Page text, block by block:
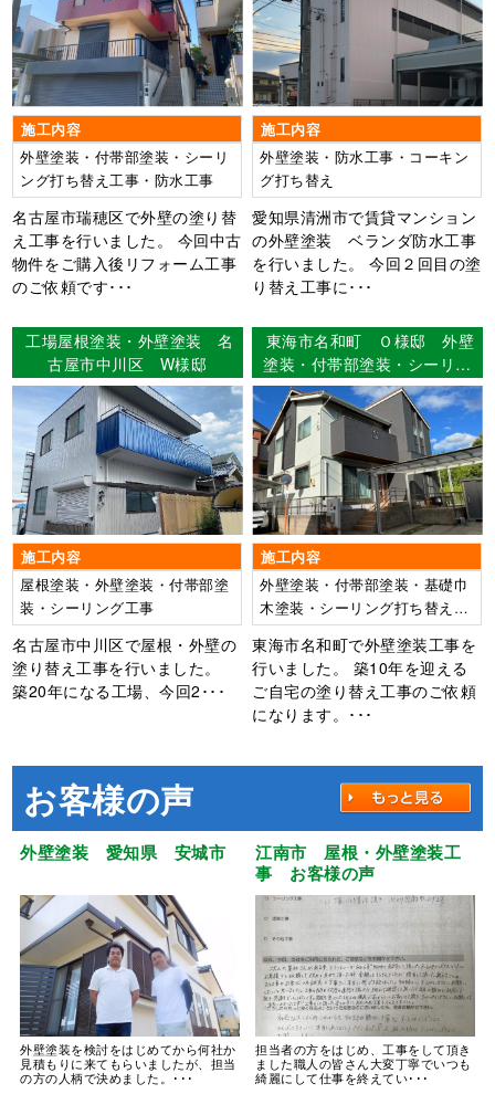
施工内容
外壁塗装・付帯部塗装・シーリ
ング打ち替え工事・防水工事
名古屋市瑞穂区で外壁の塗り替
え工事を行いました。 今回中古
物件をご購入後リフォーム工事
のご依頼です･･･
施工内容
外壁塗装・防水工事・コーキン
グ打ち替え
愛知県清洲市で賃貸マンション
の外壁塗装 ベランダ防水工事
を行いました。 今回２回目の塗
り替え工事に･･･
工場屋根塗装・外壁塗装 名
古屋市中川区 W様邸
施工内容
屋根塗装・外壁塗装・付帯部塗
装・シーリング工事
名古屋市中川区で屋根・外壁の
塗り替え工事を行いました。
築20年になる工場、今回2･･･
東海市名和町 Ｏ様邸 外壁
塗装・付帯部塗装・シーリン
グ打ち替え工事・基礎巾木塗
装・ベランダ床FRPトップコ
ート
施工内容
外壁塗装・付帯部塗装・基礎巾
木塗装・シーリング打ち替え工
事・ベランダ床FRPトップコー
ト
東海市名和町で外壁塗装工事を
行いました。 築10年を迎える
ご自宅の塗り替え工事のご依頼
になります。･･･
お客様の声
外壁塗装 愛知県 安城市
外壁塗装を検討をはじめてから何社か
見積もりに来てもらいましたが、担当
の方の人柄で決めました。･･･
江南市 屋根・外壁塗装工
事 お客様の声
担当者の方をはじめ、工事をして頂き
ました職人の皆さん大変丁寧でいつも
綺麗にして仕事を終えてい･･･